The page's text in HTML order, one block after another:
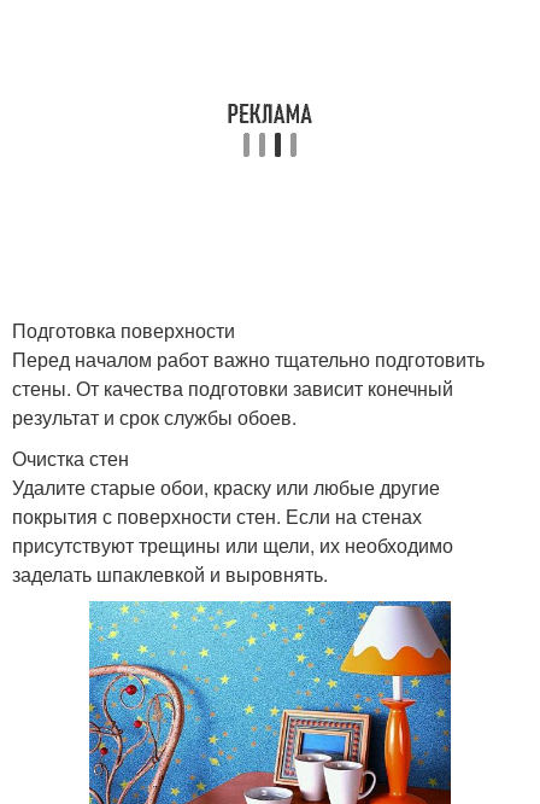
Подготовка поверхности
Перед началом работ важно тщательно подготовить
стены. От качества подготовки зависит конечный
результат и срок службы обоев.
Очистка стен
Удалите старые обои, краску или любые другие
покрытия с поверхности стен. Если на стенах
присутствуют трещины или щели, их необходимо
заделать шпаклевкой и выровнять.